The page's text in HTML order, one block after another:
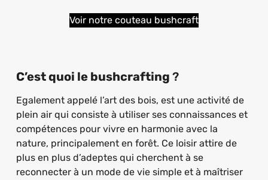
Voir notre couteau bushcraft
C’est quoi le bushcrafting ?
Egalement appelé l’art des bois, est une activité de
plein air qui consiste à utiliser ses connaissances et
compétences pour vivre en harmonie avec la
nature, principalement en forêt. Ce loisir attire de
plus en plus d’adeptes qui cherchent à se
reconnecter à un mode de vie simple et à maîtriser